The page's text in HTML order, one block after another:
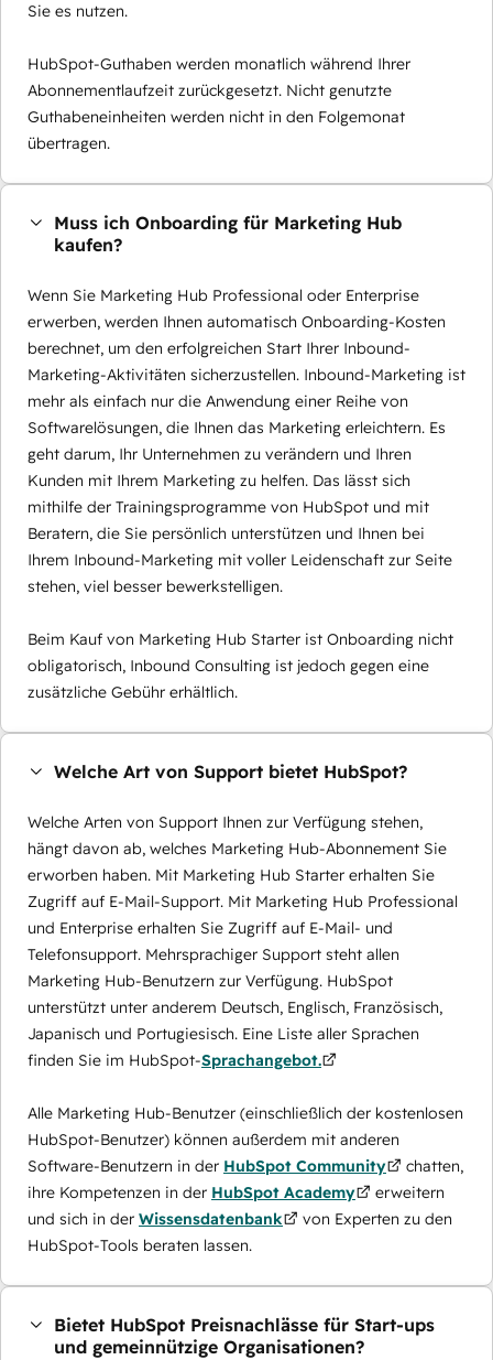
Sie es nutzen.
HubSpot-Guthaben werden monatlich während Ihrer
Abonnementlaufzeit zurückgesetzt. Nicht genutzte
Guthabeneinheiten werden nicht in den Folgemonat
übertragen.
Muss ich Onboarding für Marketing Hub
kaufen?
Wenn Sie Marketing Hub Professional oder Enterprise
erwerben, werden Ihnen automatisch Onboarding-Kosten
berechnet, um den erfolgreichen Start Ihrer Inbound-
Marketing-Aktivitäten sicherzustellen. Inbound-Marketing ist
mehr als einfach nur die Anwendung einer Reihe von
Softwarelösungen, die Ihnen das Marketing erleichtern. Es
geht darum, Ihr Unternehmen zu verändern und Ihren
Kunden mit Ihrem Marketing zu helfen. Das lässt sich
mithilfe der Trainingsprogramme von HubSpot und mit
Beratern, die Sie persönlich unterstützen und Ihnen bei
Ihrem Inbound-Marketing mit voller Leidenschaft zur Seite
stehen, viel besser bewerkstelligen.
Beim Kauf von Marketing Hub Starter ist Onboarding nicht
obligatorisch, Inbound Consulting ist jedoch gegen eine
zusätzliche Gebühr erhältlich.
Welche Art von Support bietet HubSpot?
Welche Arten von Support Ihnen zur Verfügung stehen,
hängt davon ab, welches Marketing Hub-Abonnement Sie
erworben haben. Mit Marketing Hub Starter erhalten Sie
Zugriff auf E-Mail-Support. Mit Marketing Hub Professional
und Enterprise erhalten Sie Zugriff auf E-Mail- und
Telefonsupport. Mehrsprachiger Support steht allen
Marketing Hub-Benutzern zur Verfügung. HubSpot
unterstützt unter anderem Deutsch, Englisch, Französisch,
Japanisch und Portugiesisch. Eine Liste aller Sprachen
finden Sie im HubSpot-Sprachangebot.
Alle Marketing Hub-Benutzer (einschließlich der kostenlosen
HubSpot-Benutzer) können außerdem mit anderen
Software-Benutzern in der HubSpot Community
chatten,
ihre Kompetenzen in der HubSpot Academy
erweitern
und sich in der Wissensdatenbank
von Experten zu den
HubSpot-Tools beraten lassen.
Bietet HubSpot Preisnachlässe für Start-ups
und gemeinnützige Organisationen?